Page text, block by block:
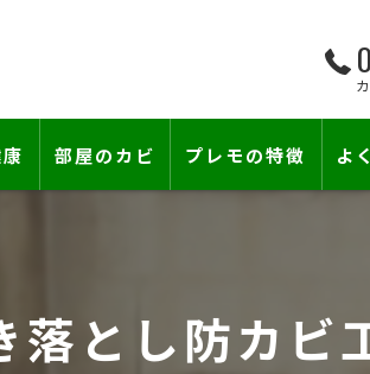
部屋のカビ
壁紙カビ・壁紙下地のカビ
プレモの特徴
漏水事故のカビ
よ
落とし防カ